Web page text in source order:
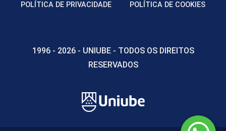
POLÍTICA DE PRIVACIDADE POLÍTICA DE COOKIES
1996 - 2026 - UNIUBE - TODOS OS DIREITOS
RESERVADOS